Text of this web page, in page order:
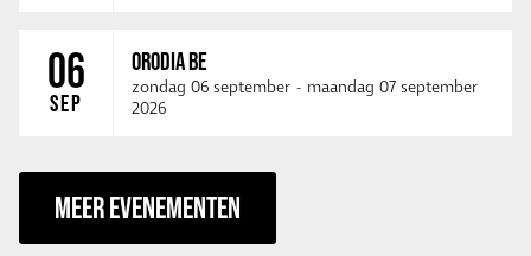
06
SEP
ORODIA BE
zondag 06 september - maandag 07 september
2026
MEER EVENEMENTEN